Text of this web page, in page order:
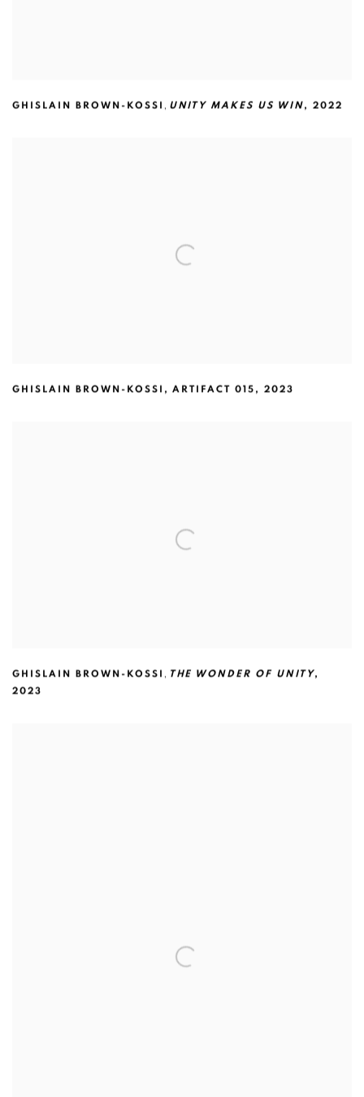
GHISLAIN BROWN-KOSSI , UNITY MAKES US WIN,2022
GHISLAIN BROWN-KOSSI ,ARTIFACT 015 ,2023
GHISLAIN BROWN-KOSSI , THE WONDER OF UNITY,
2023